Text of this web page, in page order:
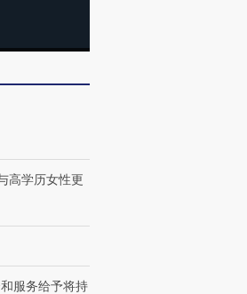
高学历女性更
服务给予将持